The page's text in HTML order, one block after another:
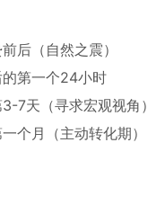
后（自然之震）
的第一个24小时
7天（寻求宏观视角）
个月（主动转化期）